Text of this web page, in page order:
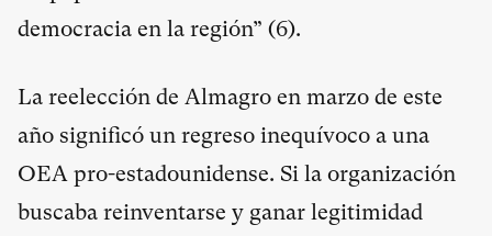
democracia en la región” (6).
La reelección de Almagro en marzo de este
año significó un regreso inequívoco a una
OEA pro-estadounidense. Si la organización
buscaba reinventarse y ganar legitimidad